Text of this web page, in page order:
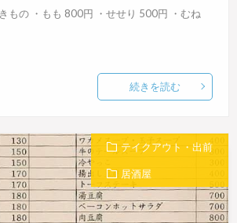
もの ・もも 800円 ・せせり 500円 ・むね
続きを読む
テイクアウト・出前
居酒屋